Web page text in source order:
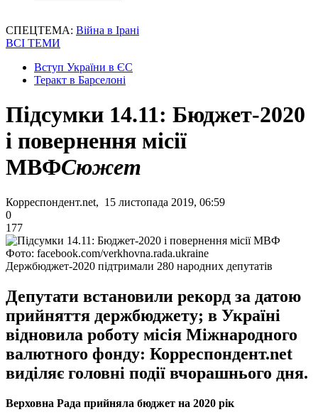
СПЕЦТЕМА: Війна в Ірані
ВСІ ТЕМИ
Вступ України в ЄС
Теракт в Барселоні
Підсумки 14.11: Бюджет-2020
і повернення місії
МВФСюжет
Корреспондент.net, 15 листопада 2019, 06:59
0
177
Фото: facebook.com/verkhovna.rada.ukraine
Держбюджет-2020 підтримали 280 народних депутатів
Депутати встановили рекорд за датою
прийняття держбюджету; в Україні
відновила роботу місія Міжнародного
валютного фонду: Корреспондент.net
виділяє головні події вчорашнього дня.
Верховна Рада прийняла бюджет на 2020 рік